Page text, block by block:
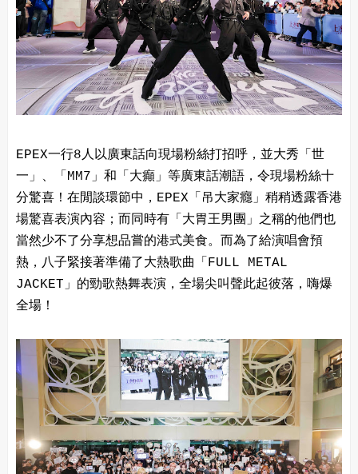
EPEX一行8人以廣東話向現場粉絲打招呼，並大秀「世
一」、「MM7」和「大癲」等廣東話潮語，令現場粉絲十
分驚喜！在閒談環節中，EPEX「吊大家癮」稍稍透露香港
場驚喜表演內容；而同時有「大胃王男團」之稱的他們也
當然少不了分享想品嘗的港式美食。而為了給演唱會預
熱，八子緊接著準備了大熱歌曲「FULL METAL
JACKET」的勁歌熱舞表演，全場尖叫聲此起彼落，嗨爆
全場！